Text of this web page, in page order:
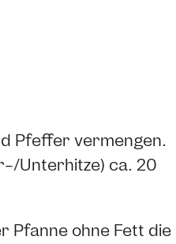
Pfeffer vermengen.
Unterhitze) ca. 20
Pfanne ohne Fett die